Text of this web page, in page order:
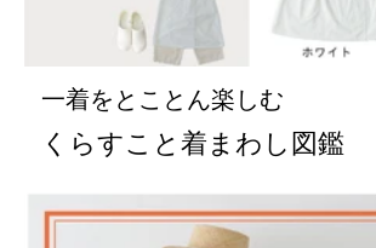
一着をとことん楽しむ
くらすこと着まわし図鑑